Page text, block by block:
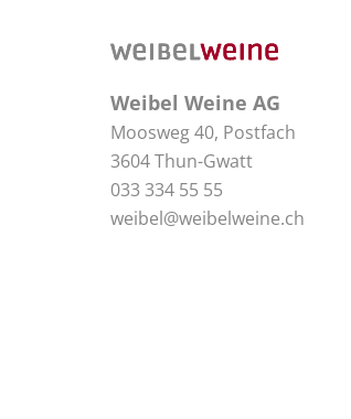
Weibel Weine AG
Moosweg 40, Postfach
3604 Thun-Gwatt
033 334 55 55
weibel@weibelweine.ch